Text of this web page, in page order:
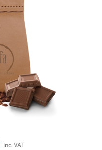
inc. VAT